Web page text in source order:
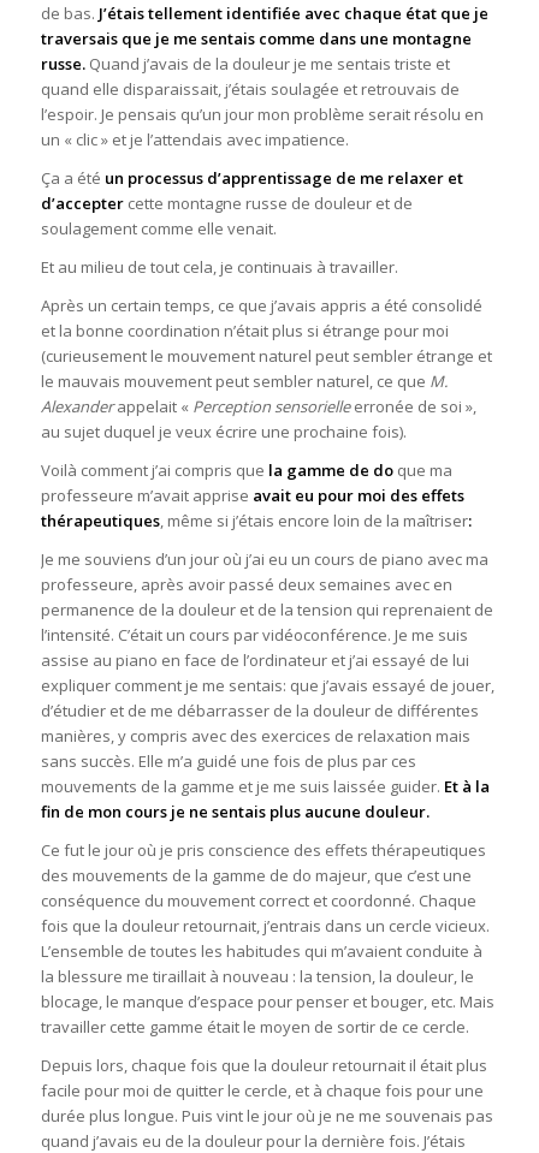
de bas. J’étais tellement identifiée avec chaque état que je
traversais que je me sentais comme dans une montagne
russe.Quand j’avais de la douleur je me sentais triste et
quand elle disparaissait, j’étais soulagée et retrouvais de
l’espoir. Je pensais qu’un jour mon problème serait résolu en
un « clic » et je l’attendais avec impatience.
Ça a été un processus d’apprentissage de me relaxer et
d’acceptercette montagne russe de douleur et de
soulagement comme elle venait.
Et au milieu de tout cela, je continuais à travailler.
Après un certain temps, ce que j’avais appris a été consolidé
et la bonne coordination n’était plus si étrange pour moi
(curieusement le mouvement naturel peut sembler étrange et
le mauvais mouvement peut sembler naturel, ce que M.
Alexanderappelait « Perception sensorielleerronée de soi »,
au sujet duquel je veux écrire une prochaine fois).
Voilà comment j’ai compris que la gamme de doque ma
professeure m’avait apprise avait eu pour moi des effets
thérapeutiques, même si j’étais encore loin de la maîtriser:
Je me souviens d’un jour où j’ai eu un cours de piano avec ma
professeure, après avoir passé deux semaines avec en
permanence de la douleur et de la tension qui reprenaient de
l’intensité. C’était un cours par vidéoconférence. Je me suis
assise au piano en face de l’ordinateur et j’ai essayé de lui
expliquer comment je me sentais: que j’avais essayé de jouer,
d’étudier et de me débarrasser de la douleur de différentes
manières, y compris avec des exercices de relaxation mais
sans succès. Elle m’a guidé une fois de plus par ces
mouvements de la gamme et je me suis laissée guider. Et à la
fin de mon cours je ne sentais plus aucune douleur.
Ce fut le jour où je pris conscience des effets thérapeutiques
des mouvements de la gamme de do majeur, que c’est une
conséquence du mouvement correct et coordonné. Chaque
fois que la douleur retournait, j’entrais dans un cercle vicieux.
L’ensemble de toutes les habitudes qui m’avaient conduite à
la blessure me tiraillait à nouveau : la tension, la douleur, le
blocage, le manque d’espace pour penser et bouger, etc. Mais
travailler cette gamme était le moyen de sortir de ce cercle.
Depuis lors, chaque fois que la douleur retournait il était plus
facile pour moi de quitter le cercle, et à chaque fois pour une
durée plus longue. Puis vint le jour où je ne me souvenais pas
quand j’avais eu de la douleur pour la dernière fois. J’étais